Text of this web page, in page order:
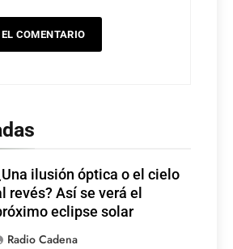
ilusión óptica o el cielo
revés? Así se verá el
eclipse solar
Radio Cadena